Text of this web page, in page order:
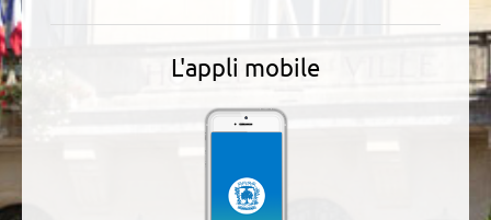
L'appli mobile